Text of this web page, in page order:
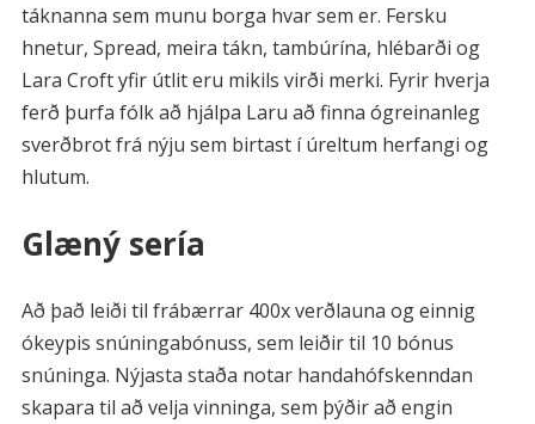
táknanna sem munu borga hvar sem er. Fersku
hnetur, Spread, meira tákn, tambúrína, hlébarði og
Lara Croft yfir útlit eru mikils virði merki. Fyrir hverja
ferð þurfa fólk að hjálpa Laru að finna ógreinanleg
sverðbrot frá nýju sem birtast í úreltum herfangi og
hlutum.
Glæný sería
Að það leiði til frábærrar 400x verðlauna og einnig
ókeypis snúningabónuss, sem leiðir til 10 bónus
snúninga. Nýjasta staða notar handahófskenndan
skapara til að velja vinninga, sem þýðir að engin